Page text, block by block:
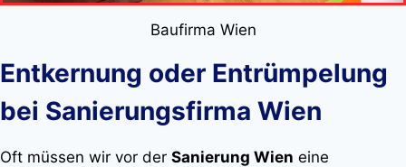
Baufirma Wien
Entkernung oder Entrümpelung
bei Sanierungsfirma Wien
Oft müssen wir vor der Sanierung Wien eine